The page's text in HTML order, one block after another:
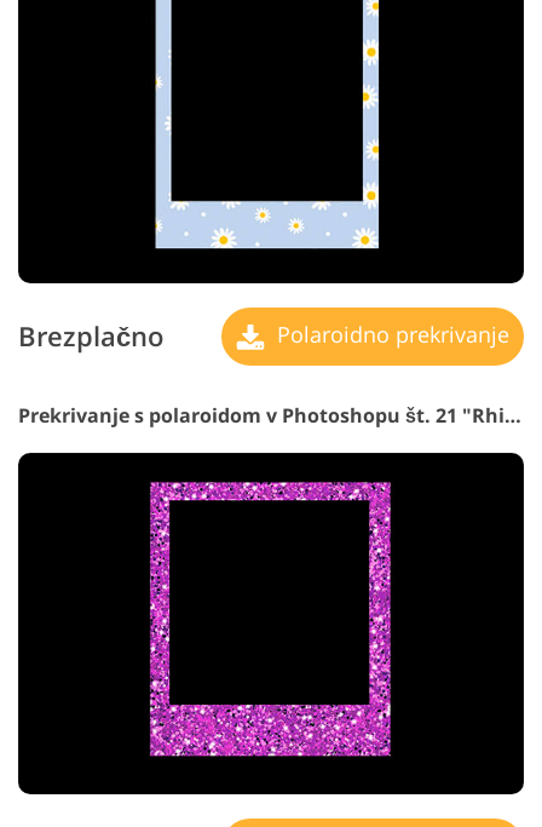
Brezplačno Polaroidno prekrivanje
Prekrivanje s polaroidom v Photoshopu št. 21 "Rhinestones"